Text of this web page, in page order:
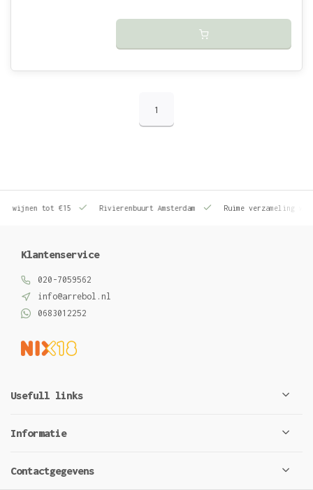
1
wijnen tot €15 Rivierenbuurt Amsterdam Ruime verzameling
Klantenservice
020-7059562
info@arrebol.nl
0683012252
Usefull links
Informatie
Contactgegevens